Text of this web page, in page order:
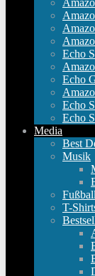
Echo
Echo
Echo
Echo
Media
Best
Musik
Fußball
T-